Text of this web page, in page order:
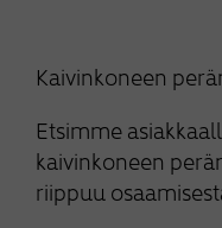
Kaivinkoneen
Etsimme
kaivinkoneen
riippuu